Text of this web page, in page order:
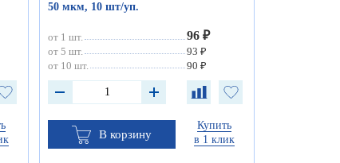
50 мкм, 10 шт/уп.
от 1 шт. 96 ₽
от 5 шт.
93 ₽
от 10 шт.
90 ₽
В корзину
Купить
в 1 клик